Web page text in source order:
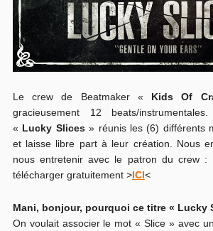
Le crew de Beatmaker « Kids Of
gracieusement 12 beats/
« Lucky Slices» réunis les (6) différents
et laisse libre part à leur création. Nous
nous entretenir avec le patron du crew :
télécharger gratuitement >ICI<
Mani, bonjour, pourquoi ce titre « Lucky
On voulait associer le mot « Slice » avec